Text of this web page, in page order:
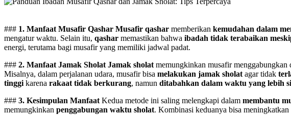
### 1. Manfaat Musafir Qashar Musafir qashar memberikan kemudahan dalam
mengatur waktu. Selain itu, qashar memastikan bahwa ibadah tidak terabaikan
energi, terutama bagi musafir yang memiliki jadwal padat.
### 2. Manfaat Jamak Sholat Jamak sholat memungkinkan musafir
Misalnya, dalam perjalanan udara, musafir bisa melakukan jamak sholat agar tidak
tinggi karena rakaat tidak berkurang, namun ditabahkan dalam waktu yang lebih
### 3. Kesimpulan Manfaat Kedua metode ini saling melengkapi dalam membantu
memungkinkan penggabungan waktu sholat. Kombinasi keduanya bisa meningkatkan